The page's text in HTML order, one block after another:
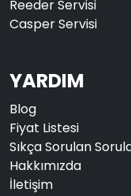
Reeder Servisi
Casper Servisi
YARDIM
Blog
Fiyat Listesi
Sıkça Sorulan
Hakkımızda
İletişim